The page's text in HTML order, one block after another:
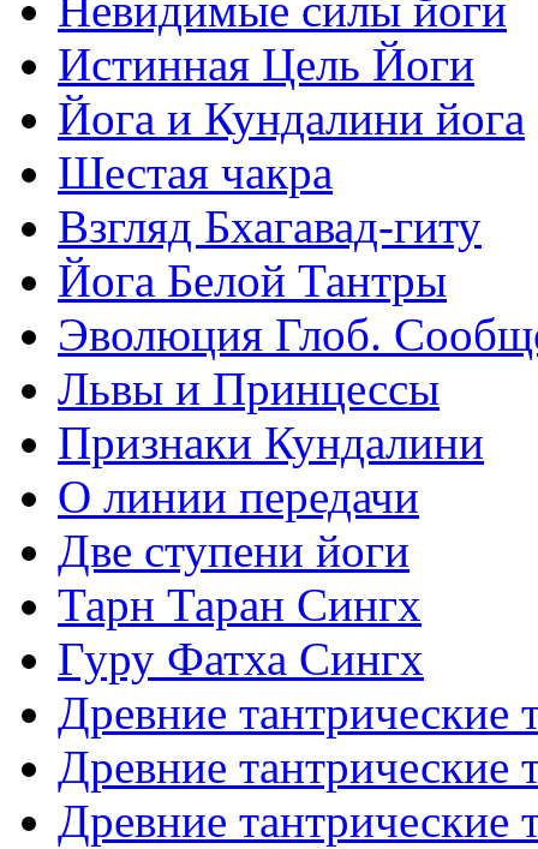
Невидимые силы йоги
Истинная Цель Йоги
Йога и Кундалини йога
Шестая чакра
Взгляд Бхагавад-гиту
Йога Белой Тантры
Эволюция Глоб.
Львы и Принцессы
Признаки Кундалини
О линии передачи
Две ступени йоги
Тарн Таран Сингх
Гуру Фатха Сингх
Древние тантрические
Древние тантрические
Древние тантрические